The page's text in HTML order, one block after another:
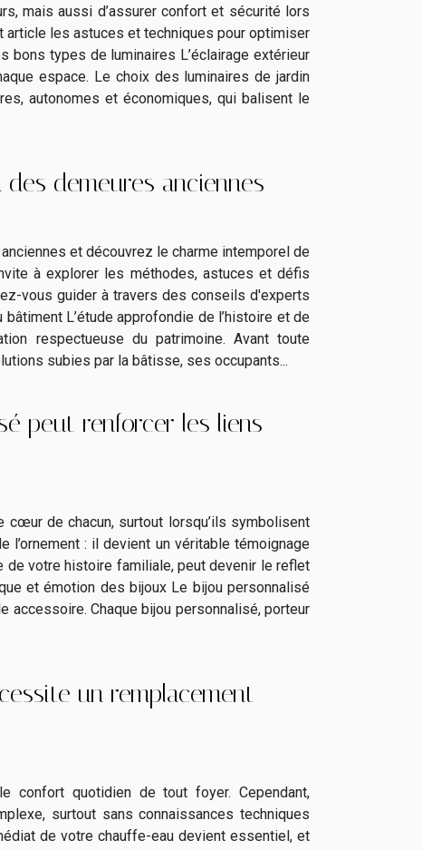
mais aussi d’assurer confort et sécurité lors
les astuces et techniques pour optimiser
bons types de luminaires L’éclairage extérieur
espace. Le choix des luminaires de jardin
autonomes et économiques, qui balisent le
demeures anciennes
et découvrez le charme intemporel de
à explorer les méthodes, astuces et défis
vous guider à travers des conseils d'experts
L’étude approfondie de l’histoire et de
respectueuse du patrimoine. Avant toute
subies par la bâtisse, ses occupants...
peut renforcer les liens
de chacun, surtout lorsqu’ils symbolisent
: il devient un véritable témoignage
de votre histoire familiale, peut devenir le reflet
et émotion des bijoux Le bijou personnalisé
accessoire. Chaque bijou personnalisé, porteur
un remplacement
confort quotidien de tout foyer. Cependant,
surtout sans connaissances techniques
de votre chauffe-eau devient essentiel, et